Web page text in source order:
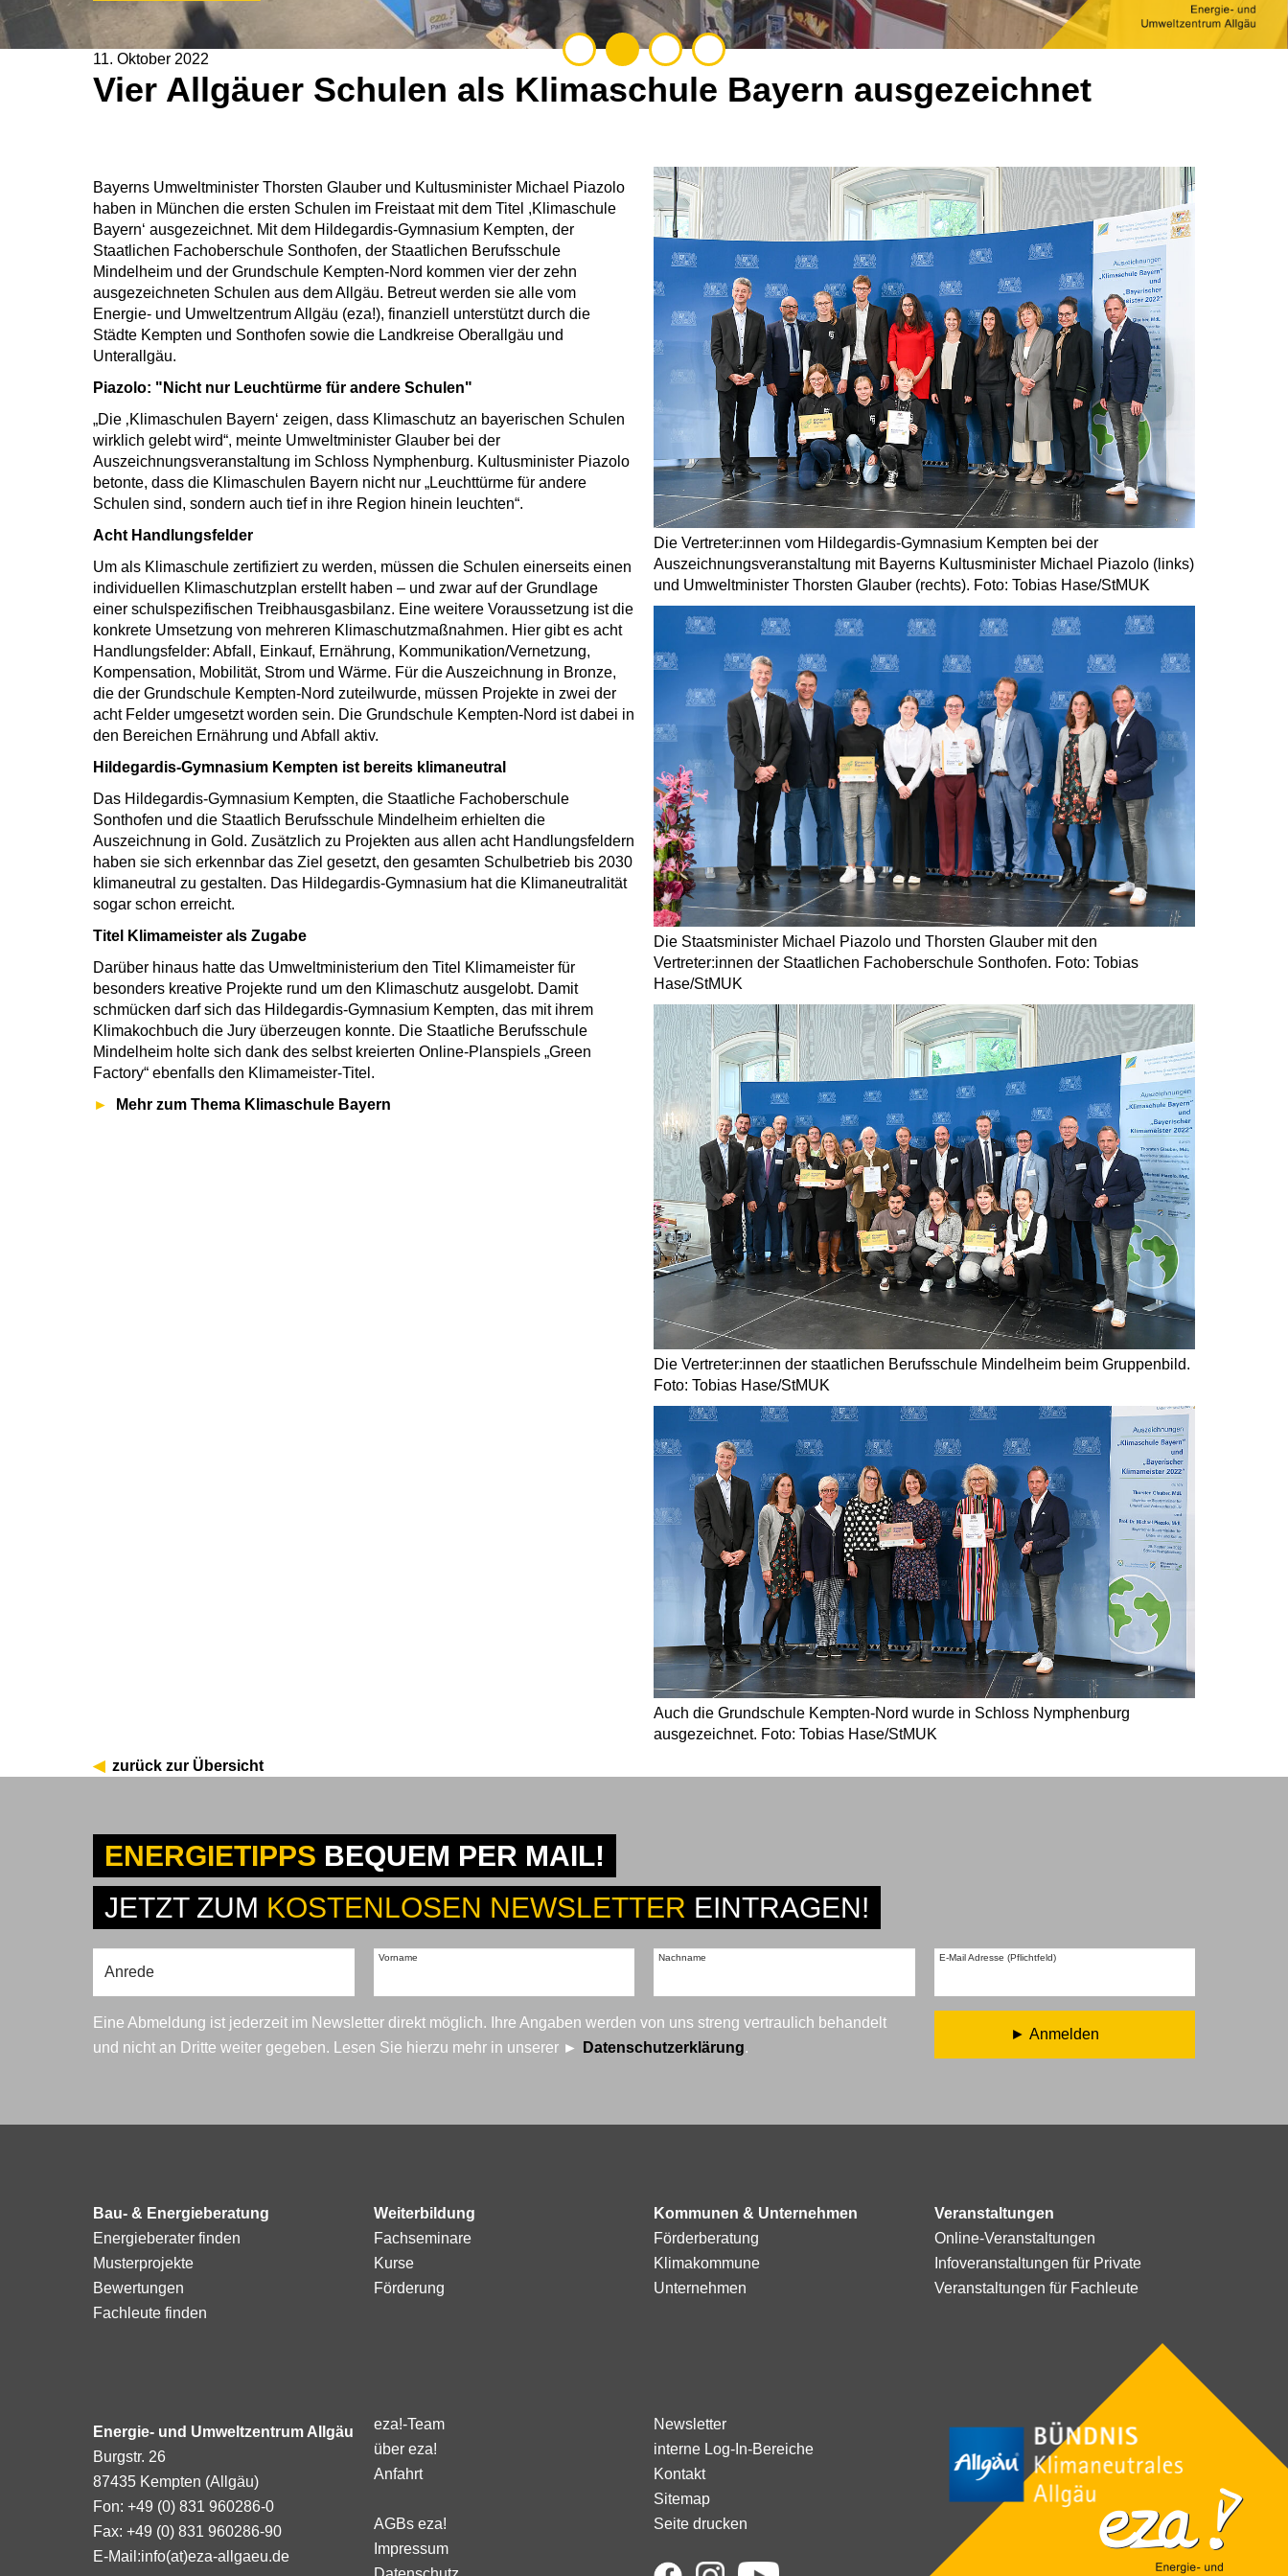
11. Oktober 2022
Vier Allgäuer Schulen als Klimaschule Bayern ausgezeichnet
Bayerns Umweltminister Thorsten Glauber und Kultusminister Michael Piazolo
haben in München die ersten Schulen im Freistaat mit dem Titel ,Klimaschule
Bayern‘ ausgezeichnet. Mit dem Hildegardis-Gymnasium Kempten, der
Staatlichen Fachoberschule Sonthofen, der Staatlichen Berufsschule
Mindelheim und der Grundschule Kempten-Nord kommen vier der zehn
ausgezeichneten Schulen aus dem Allgäu. Betreut werden sie alle vom
Energie- und Umweltzentrum Allgäu (eza!), finanziell unterstützt durch die
Städte Kempten und Sonthofen sowie die Landkreise Oberallgäu und
Unterallgäu.
Piazolo: "Nicht nur Leuchtürme für andere Schulen"
„Die ‚Klimaschulen Bayern‘ zeigen, dass Klimaschutz an bayerischen Schulen
wirklich gelebt wird“, meinte Umweltminister Glauber bei der
Auszeichnungsveranstaltung im Schloss Nymphenburg. Kultusminister Piazolo
betonte, dass die Klimaschulen Bayern nicht nur „Leuchttürme für andere
Schulen sind, sondern auch tief in ihre Region hinein leuchten“.
Acht Handlungsfelder
Um als Klimaschule zertifiziert zu werden, müssen die Schulen einerseits einen
individuellen Klimaschutzplan erstellt haben – und zwar auf der Grundlage
einer schulspezifischen Treibhausgasbilanz. Eine weitere Voraussetzung ist die
konkrete Umsetzung von mehreren Klimaschutzmaßnahmen. Hier gibt es acht
Handlungsfelder: Abfall, Einkauf, Ernährung, Kommunikation/Vernetzung,
Kompensation, Mobilität, Strom und Wärme. Für die Auszeichnung in Bronze,
die der Grundschule Kempten-Nord zuteilwurde, müssen Projekte in zwei der
acht Felder umgesetzt worden sein. Die Grundschule Kempten-Nord ist dabei in
den Bereichen Ernährung und Abfall aktiv.
Hildegardis-Gymnasium Kempten ist bereits klimaneutral
Das Hildegardis-Gymnasium Kempten, die Staatliche Fachoberschule
Sonthofen und die Staatlich Berufsschule Mindelheim erhielten die
Auszeichnung in Gold. Zusätzlich zu Projekten aus allen acht Handlungsfeldern
haben sie sich erkennbar das Ziel gesetzt, den gesamten Schulbetrieb bis 2030
klimaneutral zu gestalten. Das Hildegardis-Gymnasium hat die Klimaneutralität
sogar schon erreicht.
Titel Klimameister als Zugabe
Darüber hinaus hatte das Umweltministerium den Titel Klimameister für
besonders kreative Projekte rund um den Klimaschutz ausgelobt. Damit
schmücken darf sich das Hildegardis-Gymnasium Kempten, das mit ihrem
Klimakochbuch die Jury überzeugen konnte. Die Staatliche Berufsschule
Mindelheim holte sich dank des selbst kreierten Online-Planspiels „Green
Factory“ ebenfalls den Klimameister-Titel.
Mehr zum Thema Klimaschule Bayern
Die Vertreter:innen vom Hildegardis-Gymnasium Kempten bei der
Auszeichnungsveranstaltung mit Bayerns Kultusminister Michael Piazolo (links)
und Umweltminister Thorsten Glauber (rechts). Foto: Tobias Hase/StMUK
Die Staatsminister Michael Piazolo und Thorsten Glauber mit den
Vertreter:innen der Staatlichen Fachoberschule Sonthofen. Foto: Tobias
Hase/StMUK
Die Vertreter:innen der staatlichen Berufsschule Mindelheim beim Gruppenbild.
Foto: Tobias Hase/StMUK
Auch die Grundschule Kempten-Nord wurde in Schloss Nymphenburg
ausgezeichnet. Foto: Tobias Hase/StMUK
zurück zur Übersicht
ENERGIETIPPS BEQUEM PER MAIL!
JETZT ZUM KOSTENLOSEN NEWSLETTER EINTRAGEN!
Vorname Nachname E-Mail Adresse (Pflichtfeld)
Eine Abmeldung ist jederzeit im Newsletter direkt möglich. Ihre Angaben werden von uns streng vertraulich behandelt
und nicht an Dritte weiter gegeben. Lesen Sie hierzu mehr in unserer
Datenschutzerklärung.
Anmelden
Bau- & Energieberatung
Energieberater finden
Musterprojekte
Bewertungen
Fachleute finden
Weiterbildung
Fachseminare
Kurse
Förderung
Kommunen & Unternehmen
Förderberatung
Klimakommune
Unternehmen
Veranstaltungen
Online-Veranstaltungen
Infoveranstaltungen für Private
Veranstaltungen für Fachleute
Energie- und Umweltzentrum Allgäu
Burgstr. 26
87435 Kempten (Allgäu)
Fon: +49 (0) 831 960286-0
Fax: +49 (0) 831 960286-90
E-Mail:info(at)eza-allgaeu.de
eza!-Team
über eza!
Anfahrt
AGBs eza!
Impressum
Newsletter
interne Log-In-Bereiche
Kontakt
Sitemap
Seite drucken